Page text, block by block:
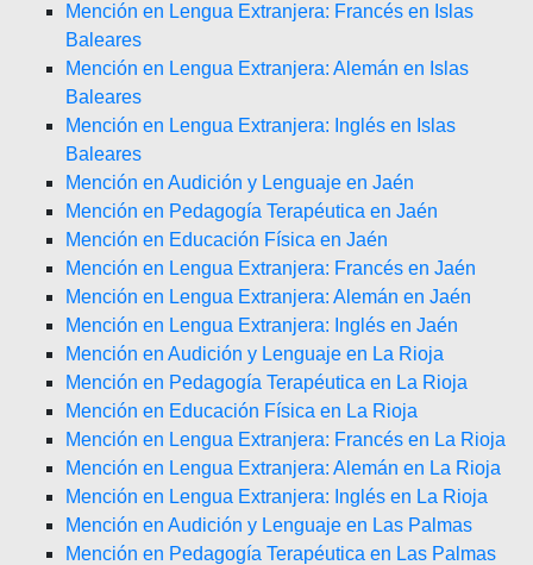
Mención en Lengua Extranjera: Francés en Islas
Baleares
Mención en Lengua Extranjera: Alemán en Islas
Baleares
Mención en Lengua Extranjera: Inglés en Islas
Baleares
Mención en Audición y Lenguaje en Jaén
Mención en Pedagogía Terapéutica en Jaén
Mención en Educación Física en Jaén
Mención en Lengua Extranjera: Francés en Jaén
Mención en Lengua Extranjera: Alemán en Jaén
Mención en Lengua Extranjera: Inglés en Jaén
Mención en Audición y Lenguaje en La Rioja
Mención en Pedagogía Terapéutica en La Rioja
Mención en Educación Física en La Rioja
Mención en Lengua Extranjera: Francés en La Rioja
Mención en Lengua Extranjera: Alemán en La Rioja
Mención en Lengua Extranjera: Inglés en La Rioja
Mención en Audición y Lenguaje en Las Palmas
Mención en Pedagogía Terapéutica en Las Palmas